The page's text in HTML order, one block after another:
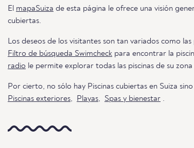
El mapaSuiza de esta página le ofrece una visión
cubiertas.
Los deseos de los visitantes son tan variados como
Filtro de búsqueda Swimcheck para encontrar la
radio le permite explorar todas las piscinas de su
Por cierto, no sólo hay Piscinas cubiertas en Suiza
Piscinas exteriores, Playas, Spas y bienestar .